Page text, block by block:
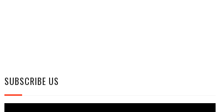
SUBSCRIBE US